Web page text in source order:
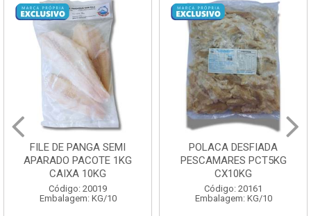
FILE DE PANGA SEMI
APARADO PACOTE 1KG
CAIXA 10KG
Código: 20019
Embalagem: KG/10
POLACA DESFIADA
PESCAMARES PCT5KG
CX10KG
Código: 20161
Embalagem: KG/10